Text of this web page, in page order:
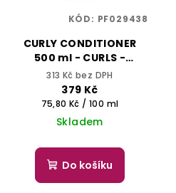
CURLY CONDITIONER
500 ml - CURLS -
YELLOW PROFESSIONAL
313 Kč bez DPH
379 Kč
Měrná
cena:
75,80 Kč / 100 ml
Skladem
Do košíku
KÓD: PF029438